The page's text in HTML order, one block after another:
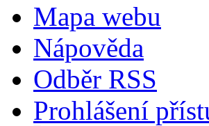
Mapa webu
Nápověda
Odběr RSS
Prohlášení